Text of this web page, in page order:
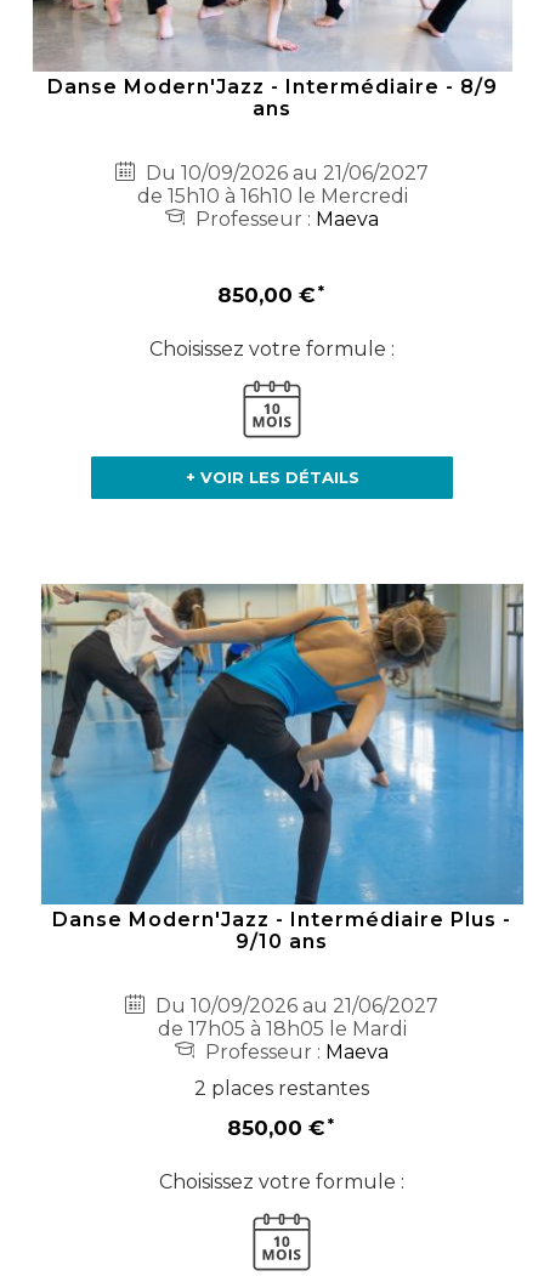
Danse Modern'Jazz - Intermédiaire - 8/9
ans
Du 10/09/2026 au 21/06/2027
de 15h10 à 16h10 le Mercredi
Professeur : Maeva
850,00 €
Choisissez votre formule :
+ VOIR LES DÉTAILS
Danse Modern'Jazz - Intermédiaire Plus -
9/10 ans
Du 10/09/2026 au 21/06/2027
de 17h05 à 18h05 le Mardi
Professeur : Maeva
2 places restantes
850,00 €
Choisissez votre formule :